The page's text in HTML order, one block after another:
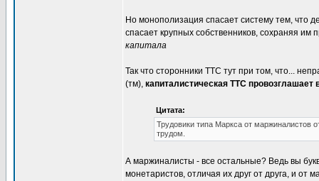
Но монополизация спасает систему тем, что
спасает крупных собственников, сохраняя
капитала
Так что сторонники ТТС тут при том, что...
(тм), капиталистическая ТТС
Цитата:
Трудовики типа Маркса от маржиналистов
трудом.
А маржиналисты - все остальные? Ведь вы
монетаристов, отличая их друг от друга, и от